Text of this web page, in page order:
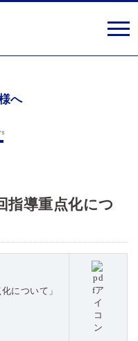
へ
指導重点化につ
について」